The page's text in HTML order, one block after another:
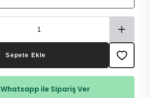
Sepete Ekle
Whatsapp ile Sipariş Ver